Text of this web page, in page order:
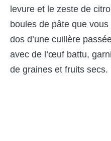
levure et le zeste de
boules de pâte que
dos d’une cuillère
avec de l’œuf battu,
de graines et fruits secs.